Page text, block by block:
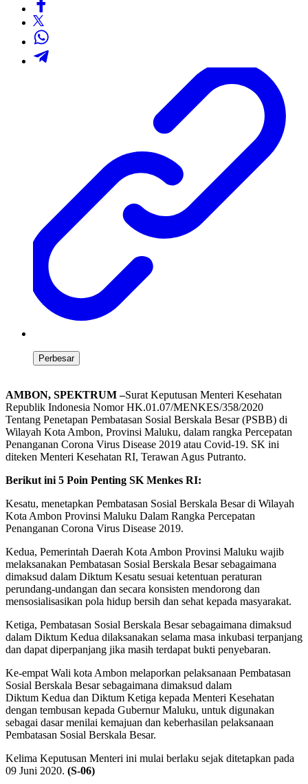
Perbesar
AMBON, SPEKTRUM –Surat Keputusan Menteri Kesehatan
Republik Indonesia Nomor HK.01.07/MENKES/358/2020
Tentang Penetapan Pembatasan Sosial Berskala Besar (PSBB) di
Wilayah Kota Ambon, Provinsi Maluku, dalam rangka Percepatan
Penanganan Corona Virus Disease 2019 atau Covid-19. SK ini
diteken Menteri Kesehatan RI, Terawan Agus Putranto.
Berikut ini 5 Poin Penting SK Menkes RI:
Kesatu, menetapkan Pembatasan Sosial Berskala Besar di Wilayah
Kota Ambon Provinsi Maluku Dalam Rangka Percepatan
Penanganan Corona Virus Disease 2019.
Kedua, Pemerintah Daerah Kota Ambon Provinsi Maluku wajib
melaksanakan Pembatasan Sosial Berskala Besar sebagaimana
dimaksud dalam Diktum Kesatu sesuai ketentuan peraturan
perundang-undangan dan secara konsisten mendorong dan
mensosialisasikan pola hidup bersih dan sehat kepada masyarakat.
Ketiga, Pembatasan Sosial Berskala Besar sebagaimana dimaksud
dalam Diktum Kedua dilaksanakan selama masa inkubasi terpanjang
dan dapat diperpanjang jika masih terdapat bukti penyebaran.
Ke-empat Wali kota Ambon melaporkan pelaksanaan Pembatasan
Sosial Berskala Besar sebagaimana dimaksud dalam
Diktum Kedua dan Diktum Ketiga kepada Menteri Kesehatan
dengan tembusan kepada Gubernur Maluku, untuk digunakan
sebagai dasar menilai kemajuan dan keberhasilan pelaksanaan
Pembatasan Sosial Berskala Besar.
Kelima Keputusan Menteri ini mulai berlaku sejak ditetapkan pada
09 Juni 2020. (S-06)